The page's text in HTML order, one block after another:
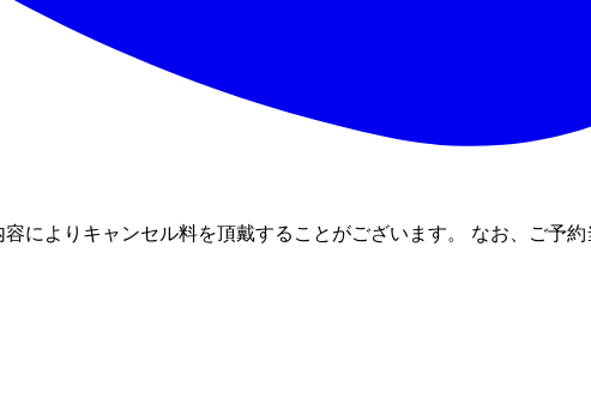
によりキャンセル料を頂戴することがございます。 なお、ご予